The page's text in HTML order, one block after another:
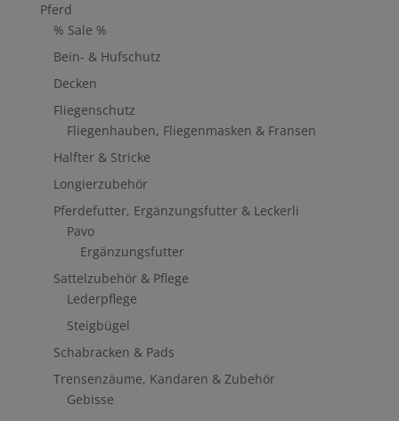
Pferd
% Sale %
Bein- & Hufschutz
Decken
Fliegenschutz
Fliegenhauben, Fliegenmasken & Fransen
Halfter & Stricke
Longierzubehör
Pferdefutter, Ergänzungsfutter & Leckerli
Pavo
Ergänzungsfutter
Sattelzubehör & Pflege
Lederpflege
Steigbügel
Schabracken & Pads
Trensenzäume, Kandaren & Zubehör
Gebisse